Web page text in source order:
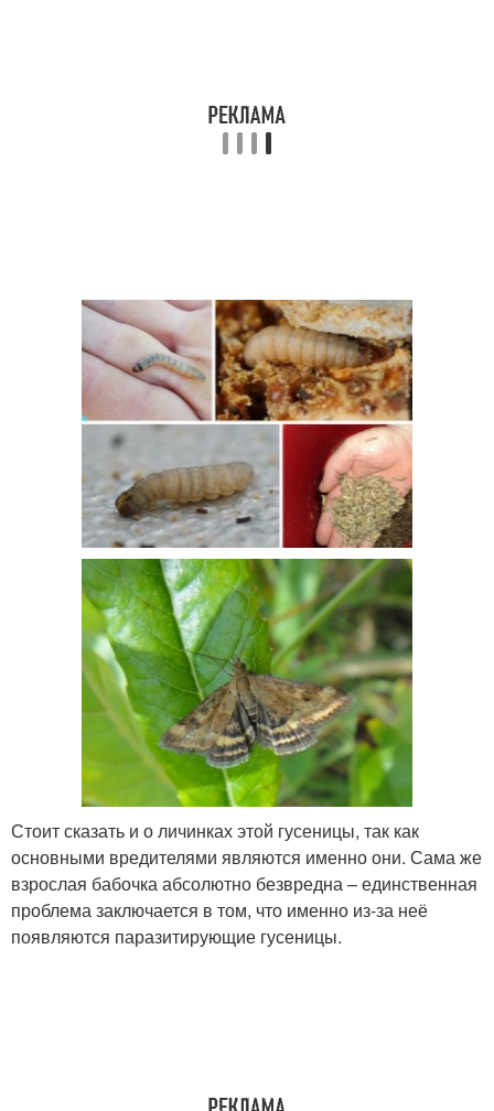
Стоит сказать и о личинках этой гусеницы, так как
основными вредителями являются именно они. Сама же
взрослая бабочка абсолютно безвредна – единственная
проблема заключается в том, что именно из-за неё
появляются паразитирующие гусеницы.